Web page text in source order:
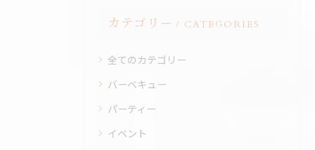
カテゴリー CATEGORIES
全てのカテゴリー
バーベキュー
パーティー
イベント